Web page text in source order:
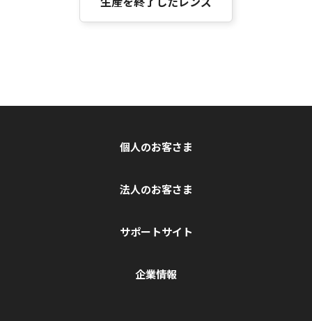
個人のお客さま
法人のお客さま
サポートサイト
企業情報